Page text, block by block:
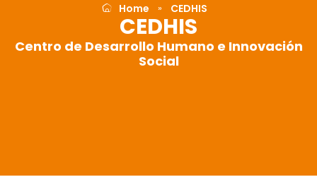
Home » CEDHIS
CEDHIS
Centro de Desarrollo Humano e Innovación
Social